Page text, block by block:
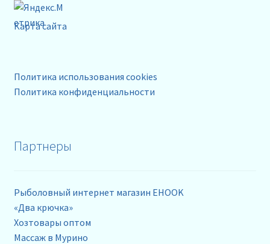
Карта сайта
Политика использования cookies
Политика конфиденциальности
Партнеры
Рыболовный интернет магазин EHOOK
«Два крючка»
Хозтовары оптом
Массаж в Мурино